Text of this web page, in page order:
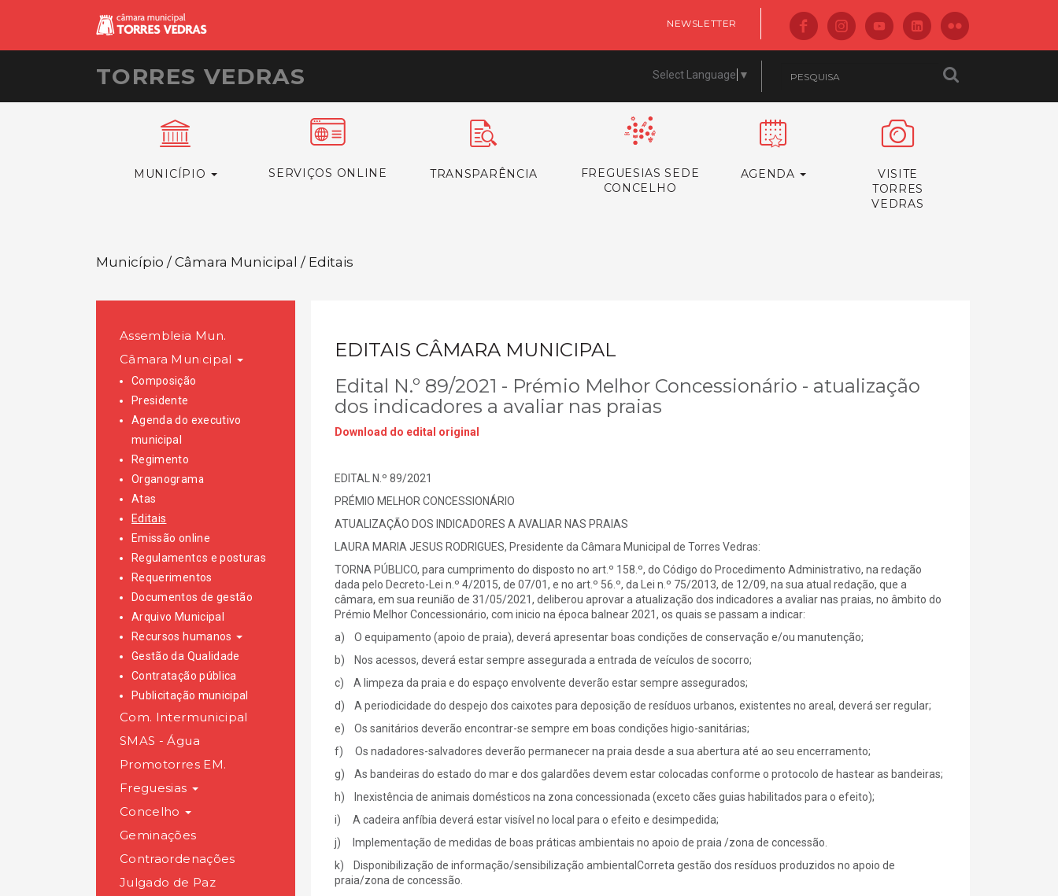
NEWSLETTER
TORRES VEDRAS Select Language ▼
MUNICÍPIO SERVIÇOS ONLINE TRANSPARÊNCIA
FREGUESIAS SEDE
CONCELHO
AGENDA
VISITE
TORRES
VEDRAS
Município / Câmara Municipal / Editais
Assembleia Mun.
Câmara Municipal
Composição
Presidente
Agenda do executivo
municipal
Regimento
Organograma
Atas
Editais
Emissão online
Regulamentos e posturas
Requerimentos
Documentos de gestão
Arquivo Municipal
Recursos humanos
Gestão da Qualidade
Contratação pública
Publicitação municipal
Com. Intermunicipal
SMAS - Água
Promotorres EM.
Freguesias
Concelho
Geminações
Contraordenações
Julgado de Paz
EDITAIS CÂMARA MUNICIPAL
Edital N.º 89/2021 - Prémio Melhor Concessionário - atualização
dos indicadores a avaliar nas praias
Download do edital original
EDITAL N.º 89/2021
PRÉMIO MELHOR CONCESSIONÁRIO
ATUALIZAÇÃO DOS INDICADORES A AVALIAR NAS PRAIAS
LAURA MARIA JESUS RODRIGUES, Presidente da Câmara Municipal de Torres Vedras:
TORNA PÚBLICO, para cumprimento do disposto no art.º 158.º, do Código do Procedimento Administrativo, na redação
dada pelo Decreto-Lei n.º 4/2015, de 07/01, e no art.º 56.º, da Lei n.º 75/2013, de 12/09, na sua atual redação, que a
câmara, em sua reunião de 31/05/2021, deliberou aprovar a atualização dos indicadores a avaliar nas praias, no âmbito do
Prémio Melhor Concessionário, com inicio na época balnear 2021, os quais se passam a indicar:
a) O equipamento (apoio de praia), deverá apresentar boas condições de conservação e/ou manutenção;
b) Nos acessos, deverá estar sempre assegurada a entrada de veículos de socorro;
c) A limpeza da praia e do espaço envolvente deverão estar sempre assegurados;
d) A periodicidade do despejo dos caixotes para deposição de resíduos urbanos, existentes no areal, deverá ser regular;
e) Os sanitários deverão encontrar-se sempre em boas condições higio-sanitárias;
f) Os nadadores-salvadores deverão permanecer na praia desde a sua abertura até ao seu encerramento;
g) As bandeiras do estado do mar e dos galardões devem estar colocadas conforme o protocolo de hastear as bandeiras;
h) Inexistência de animais domésticos na zona concessionada (exceto cães guias habilitados para o efeito);
i) A cadeira anfíbia deverá estar visível no local para o efeito e desimpedida;
j) Implementação de medidas de boas práticas ambientais no apoio de praia /zona de concessão.
k) Disponibilização de informação/sensibilização ambientalCorreta gestão dos resíduos produzidos no apoio de
praia/zona de concessão.